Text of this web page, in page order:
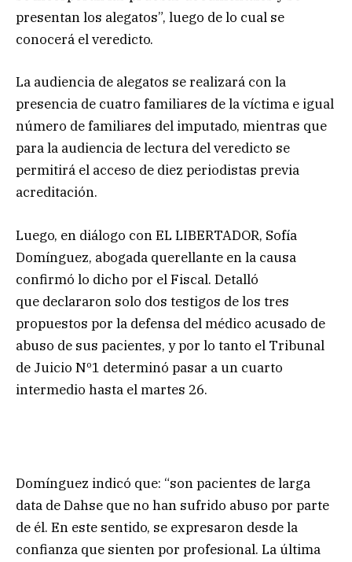
presentan los alegatos”, luego de lo cual se
conocerá el veredicto.
La audiencia de alegatos se realizará con la
presencia de cuatro familiares de la víctima e igual
número de familiares del imputado, mientras que
para la audiencia de lectura del veredicto se
permitirá el acceso de diez periodistas previa
acreditación.
Luego, en diálogo con EL LIBERTADOR, Sofía
Domínguez, abogada querellante en la causa
confirmó lo dicho por el Fiscal. Detalló
que declararon solo dos testigos de los tres
propuestos por la defensa del médico acusado de
abuso de sus pacientes, y por lo tanto el Tribunal
de Juicio Nº1 determinó pasar a un cuarto
intermedio hasta el martes 26.
Domínguez indicó que: “son pacientes de larga
data de Dahse que no han sufrido abuso por parte
de él. En este sentido, se expresaron desde la
confianza que sienten por profesional. La última